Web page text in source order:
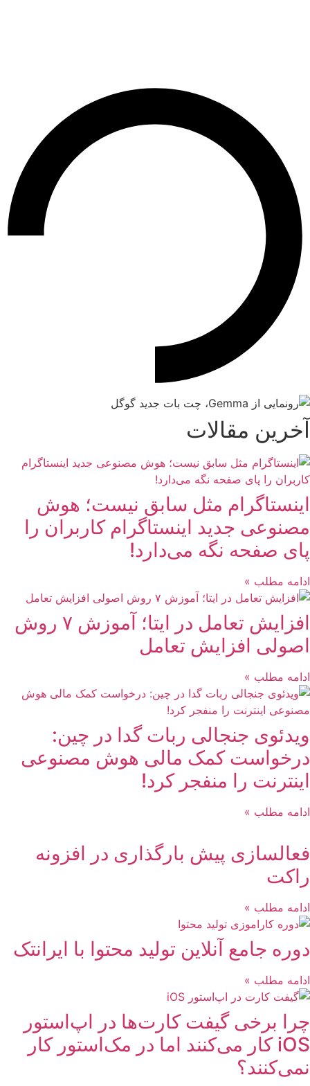
آخرین مقالات
اینستاگرام مثل سابق نیست؛ هوش
مصنوعی جدید اینستاگرام کاربران را
پای صفحه نگه می‌دارد!
ادامه مطلب »
افزایش تعامل در ایتا؛ آموزش ۷ روش
اصولی افزایش تعامل
ادامه مطلب »
ویدئوی جنجالی ربات گدا در چین:
درخواست کمک مالی هوش مصنوعی
اینترنت را منفجر کرد!
ادامه مطلب »
فعالسازی پیش بارگذاری در افزونه
راکت
ادامه مطلب »
دوره جامع آنلاین تولید محتوا با ایرانتک
ادامه مطلب »
چرا برخی گیفت کارت‌ها در اپ‌استور
iOS کار می‌کنند اما در مک‌استور کار
نمی‌کنند؟